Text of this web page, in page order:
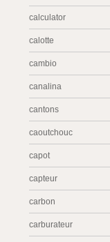
calculator
calotte
cambio
canalina
cantons
caoutchouc
capot
capteur
carbon
carburateur